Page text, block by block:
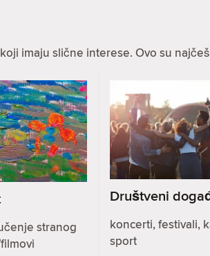
imaju slične interese. Ovo su
stranog
Društveni
koncerti, festivali,
sport